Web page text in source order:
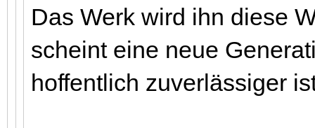
Das Werk wird ihn diese
scheint eine neue
hoffentlich zuverlässiger